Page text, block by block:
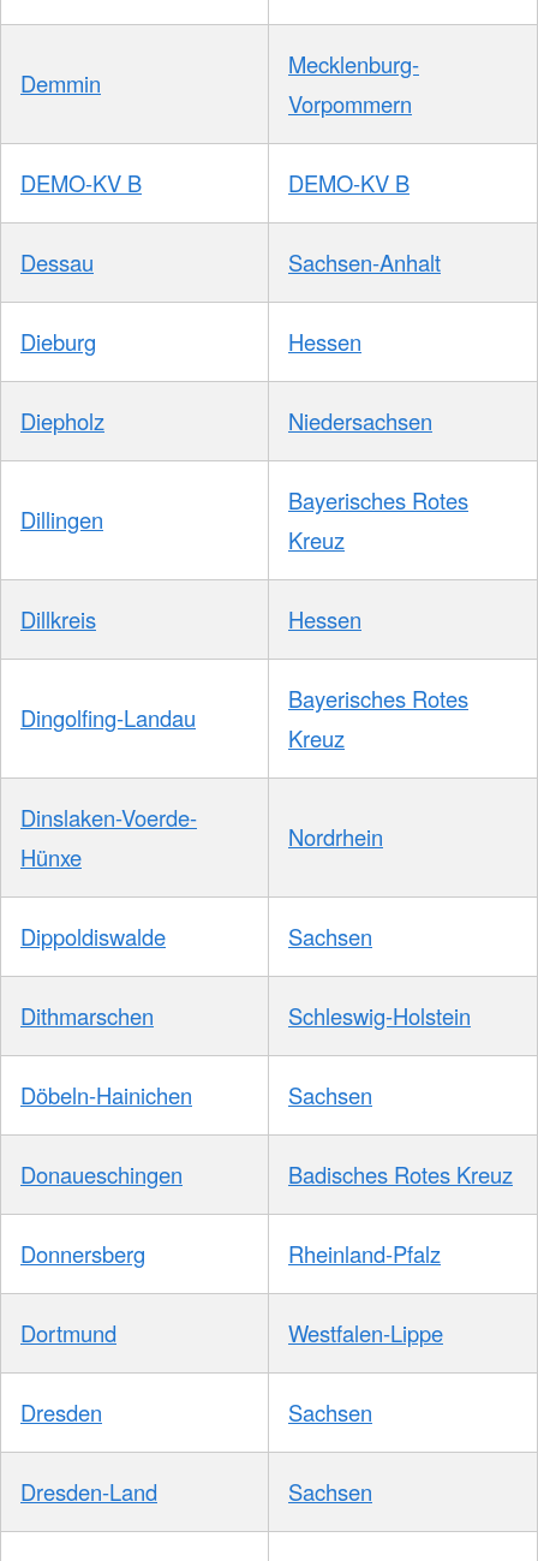
Demmin
Mecklenburg-
Vorpommern
DEMO-KV B DEMO-KV B
Dessau Sachsen-Anhalt
Dieburg Hessen
Diepholz Niedersachsen
Dillingen
Bayerisches Rotes
Kreuz
Dillkreis Hessen
Dingolfing-Landau
Bayerisches Rotes
Kreuz
Dinslaken-Voerde-
Hünxe
Nordrhein
Dippoldiswalde Sachsen
Dithmarschen Schleswig-Holstein
Döbeln-Hainichen Sachsen
Donaueschingen Badisches Rotes Kreuz
Donnersberg Rheinland-Pfalz
Dortmund Westfalen-Lippe
Dresden Sachsen
Dresden-Land Sachsen